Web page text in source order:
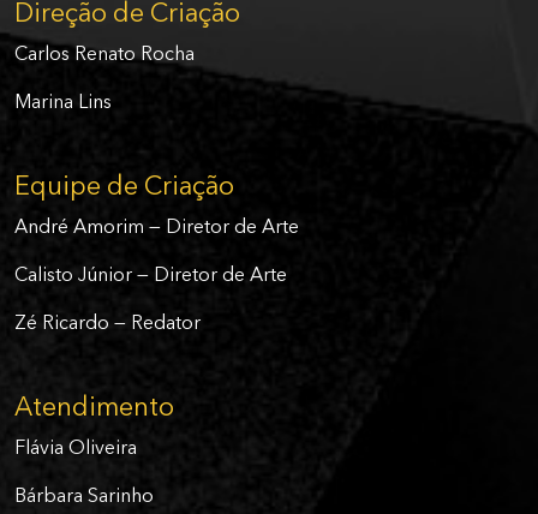
Direção de Criação
Carlos Renato Rocha
Marina Lins
Equipe de Criação
André Amorim — Diretor de Arte
Calisto Júnior — Diretor de Arte
Zé Ricardo — Redator
Atendimento
Flávia Oliveira
Bárbara Sarinho